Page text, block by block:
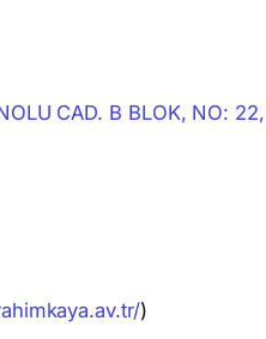
CAD. B BLOK, NO:
)